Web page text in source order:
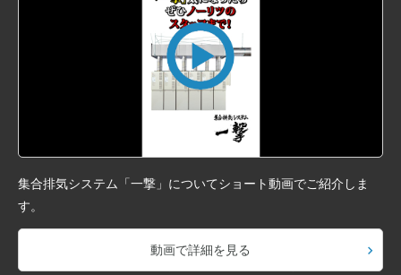
集合排気システム「一撃」についてショート動画でご紹介しま
す。
動画で詳細を見る